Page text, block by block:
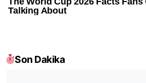
Son Dakika